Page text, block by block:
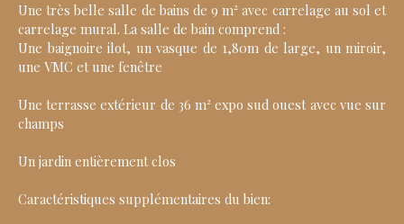
Une très belle salle de bains de 9 m² avec carrelage au sol et
carrelage mural. La salle de bain comprend :
Une baignoire ilot, un vasque de 1,80m de large, un miroir,
une VMC et une fenêtre
Une terrasse extérieur de 36 m² expo sud ouest avec vue sur
champs
Un jardin entièrement clos
Caractéristiques supplémentaires du bien: